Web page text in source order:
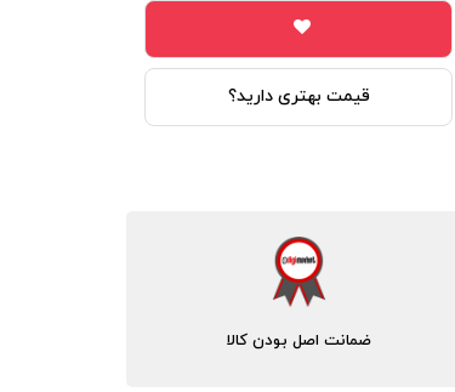
قیمت بهتری دارید؟
ضمانت اصل بودن کالا